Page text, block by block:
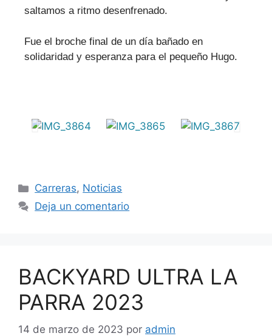
saltamos a ritmo desenfrenado.
Fue el broche final de un día bañado en
solidaridad y esperanza para el pequeño Hugo.
Carreras, Noticias
Deja un comentario
BACKYARD ULTRA LA
PARRA 2023
14 de marzo de 2023 por admin